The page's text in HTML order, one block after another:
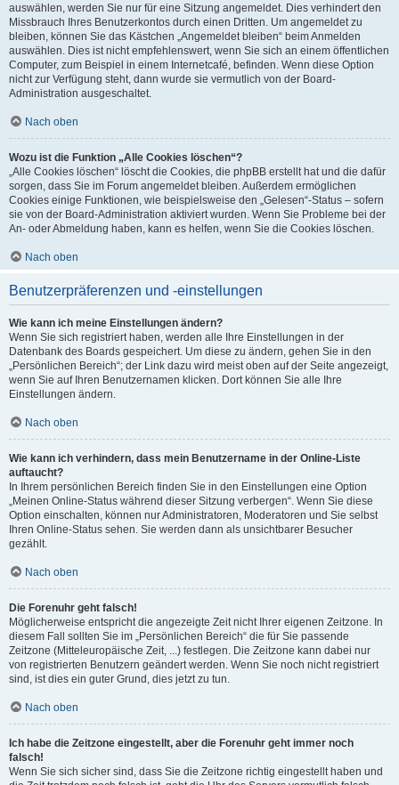
auswählen, werden Sie nur für eine Sitzung angemeldet. Dies verhindert den
Missbrauch Ihres Benutzerkontos durch einen Dritten. Um angemeldet zu
bleiben, können Sie das Kästchen „Angemeldet bleiben“ beim Anmelden
auswählen. Dies ist nicht empfehlenswert, wenn Sie sich an einem öffentlichen
Computer, zum Beispiel in einem Internetcafé, befinden. Wenn diese Option
nicht zur Verfügung steht, dann wurde sie vermutlich von der Board-
Administration ausgeschaltet.
Nach oben
Wozu ist die Funktion „Alle Cookies löschen“?
„Alle Cookies löschen“ löscht die Cookies, die phpBB erstellt hat und die dafür
sorgen, dass Sie im Forum angemeldet bleiben. Außerdem ermöglichen
Cookies einige Funktionen, wie beispielsweise den „Gelesen“-Status – sofern
sie von der Board-Administration aktiviert wurden. Wenn Sie Probleme bei der
An- oder Abmeldung haben, kann es helfen, wenn Sie die Cookies löschen.
Nach oben
Benutzerpräferenzen und -einstellungen
Wie kann ich meine Einstellungen ändern?
Wenn Sie sich registriert haben, werden alle Ihre Einstellungen in der
Datenbank des Boards gespeichert. Um diese zu ändern, gehen Sie in den
„Persönlichen Bereich“; der Link dazu wird meist oben auf der Seite angezeigt,
wenn Sie auf Ihren Benutzernamen klicken. Dort können Sie alle Ihre
Einstellungen ändern.
Nach oben
Wie kann ich verhindern, dass mein Benutzername in der Online-Liste
auftaucht?
In Ihrem persönlichen Bereich finden Sie in den Einstellungen eine Option
„Meinen Online-Status während dieser Sitzung verbergen“. Wenn Sie diese
Option einschalten, können nur Administratoren, Moderatoren und Sie selbst
Ihren Online-Status sehen. Sie werden dann als unsichtbarer Besucher
gezählt.
Nach oben
Die Forenuhr geht falsch!
Möglicherweise entspricht die angezeigte Zeit nicht Ihrer eigenen Zeitzone. In
diesem Fall sollten Sie im „Persönlichen Bereich“ die für Sie passende
Zeitzone (Mitteleuropäische Zeit, ...) festlegen. Die Zeitzone kann dabei nur
von registrierten Benutzern geändert werden. Wenn Sie noch nicht registriert
sind, ist dies ein guter Grund, dies jetzt zu tun.
Nach oben
Ich habe die Zeitzone eingestellt, aber die Forenuhr geht immer noch
falsch!
Wenn Sie sich sicher sind, dass Sie die Zeitzone richtig eingestellt haben und